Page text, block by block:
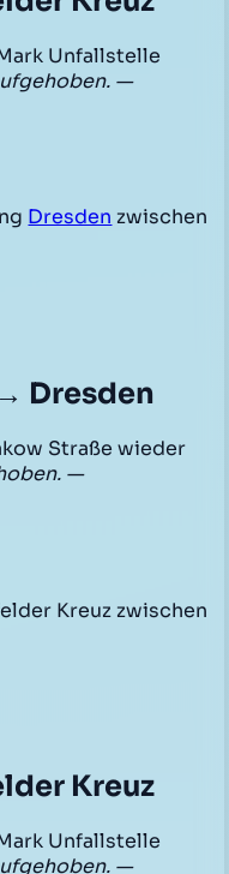
Unfallstelle
—
Dresden zwischen
Dresden
Straße wieder
—
Kreuz zwischen
Kreuz
Unfallstelle
—